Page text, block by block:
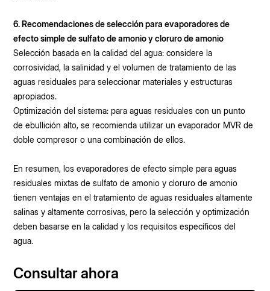
6. Recomendaciones de selección para evaporadores de
efecto simple de sulfato de amonio y cloruro de amonio
Selección basada en la calidad del agua: considere la
corrosividad, la salinidad y el volumen de tratamiento de las
aguas residuales para seleccionar materiales y estructuras
apropiados.
Optimización del sistema: para aguas residuales con un punto
de ebullición alto, se recomienda utilizar un evaporador MVR de
doble compresor o una combinación de ellos.
En resumen, los evaporadores de efecto simple para aguas
residuales mixtas de sulfato de amonio y cloruro de amonio
tienen ventajas en el tratamiento de aguas residuales altamente
salinas y altamente corrosivas, pero la selección y optimización
deben basarse en la calidad y los requisitos específicos del
agua.
Consultar ahora